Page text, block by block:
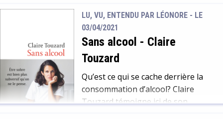
n’a pas de chance : ses vœux ne
sont pas respectés, et il est envoyé
dans le Pas-de-Calais, dans un
centre pour personnes âgées
minutieusement reconstitué pour
ressembler à […]
LU, VU, ENTENDU PAR LÉONORE - LE
03/04/2021
Sans alcool - Claire
Touzard
Qu’est ce qui se cache derrière la
consommation d’alcool? Claire
Touzard témoigne ici de son